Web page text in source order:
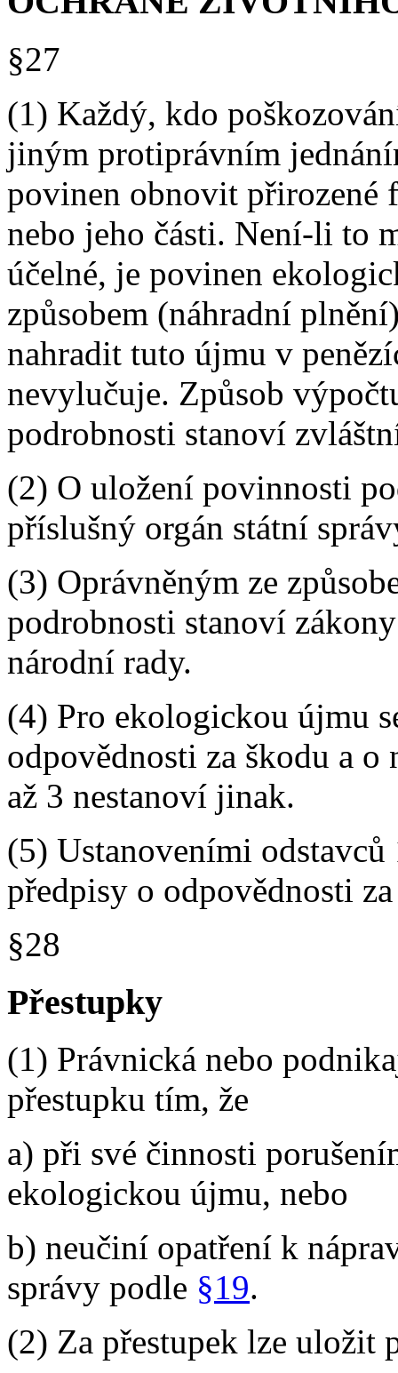
§27
(1) Každý, kdo
jiným protiprávním
povinen obnovit přirozené
nebo jeho části. Není-li to
účelné, je povinen
způsobem (náhradní
nahradit tuto újmu v
nevylučuje. Způsob
podrobnosti stanoví
(2) O uložení povinnosti
příslušný orgán státní
(3) Oprávněným ze
podrobnosti stanoví
národní rady.
(4) Pro ekologickou újmu
odpovědnosti za škodu a o
až 3 nestanoví jinak.
(5) Ustanoveními odstavců
předpisy o odpovědnosti
§28
Přestupky
(1) Právnická nebo
přestupku tím, že
a) při své činnosti
ekologickou újmu, nebo
b) neučiní opatření k
správy podle §19.
(2) Za přestupek lze uložit